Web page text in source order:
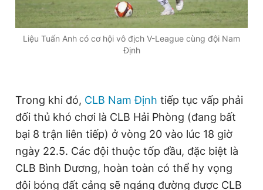
Liệu Tuấn Anh có cơ hội vô địch V-League cùng đội Nam
Định
Trong khi đó, CLB Nam Định tiếp tục vấp phải
đối thủ khó chơi là CLB Hải Phòng (đang bất
bại 8 trận liên tiếp) ở vòng 20 vào lúc 18 giờ
ngày 22.5. Các đội thuộc tốp đầu, đặc biệt là
CLB Bình Dương, hoàn toàn có thể hy vọng
đội bóng đất cảng sẽ ngáng đường được CLB